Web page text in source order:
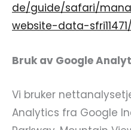
de/guide/safari/
website-data-
Bruk av Google
Vi bruker
Analytics fra Google